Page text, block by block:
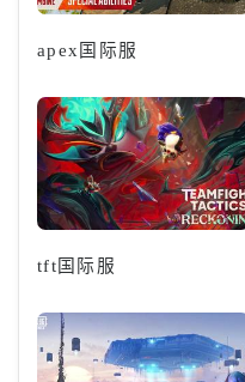
apex国际服
tft国际服